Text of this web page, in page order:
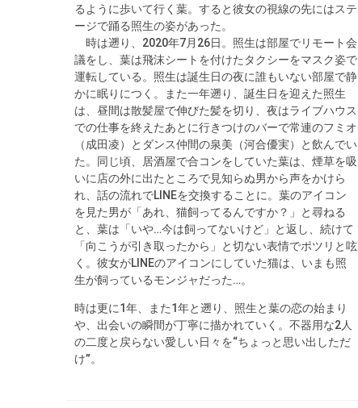
るように歩いて行く葉。すると彼女の視線の先にはステ
ージで踊る照生の姿があった。
時は遡り、2020年7月26日。照生は部屋でリモート会
議をし、葉は飛沫シートを付けたタクシーをマスク姿で
運転している。照生は誕生日の夜に誰もいない部屋で静
かに眠りにつく。また一年遡り、誕生日を迎えた照生
は、昼間は散髪屋で伸びた髪を切り、夜はライブハウス
での仕事を終えたあとに行きつけのバーで常連のフミオ
（成田凌）とダンス仲間の泉美（河合優実）と飲んでい
た。同じ頃、居酒屋で合コンをしていた葉は、煙草を吸
いに店の外に出たところで見知らぬ男から声をかけら
れ、話の流れでLINEを交換することに。葉のアイコン
を見た男が「あれ、猫飼ってるんですか？」と尋ねる
と、葉は「いや…今は飼ってないけど」と返し、続けて
「向こうが引き取ったから」と切ない表情でポツリと呟
く。彼女がLINEのアイコンにしていた猫は、いまも照
生が飼っているモンジャだった…。
時は更に1年、また1年と遡り、照生と葉の恋の始まり
や、出会いの瞬間が丁寧に描かれていく。不器用な2人
の二度と戻らない愛しい日々を“ちょっと思い出しただ
け”。